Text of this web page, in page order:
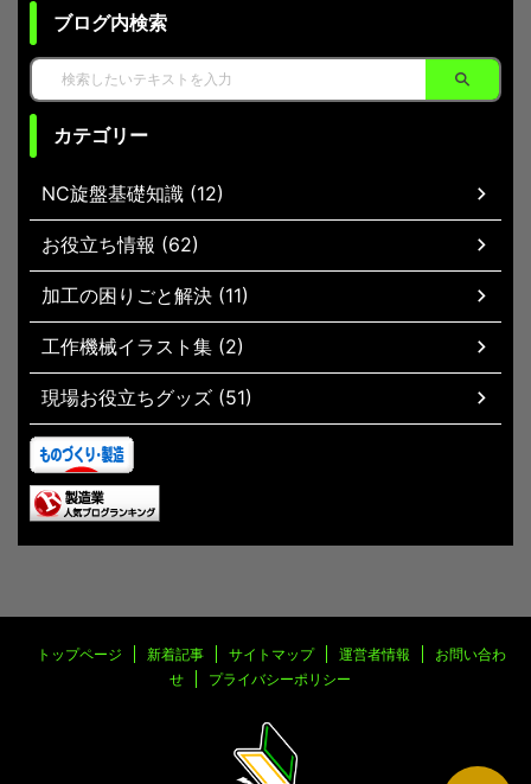
ブログ内検索
カテゴリー
NC旋盤基礎知識 (12)
お役立ち情報 (62)
加工の困りごと解決 (11)
工作機械イラスト集 (2)
現場お役立ちグッズ (51)
トップページ 新着記事 サイトマップ 運営者情報
お問い合わ
せ
プライバシーポリシー